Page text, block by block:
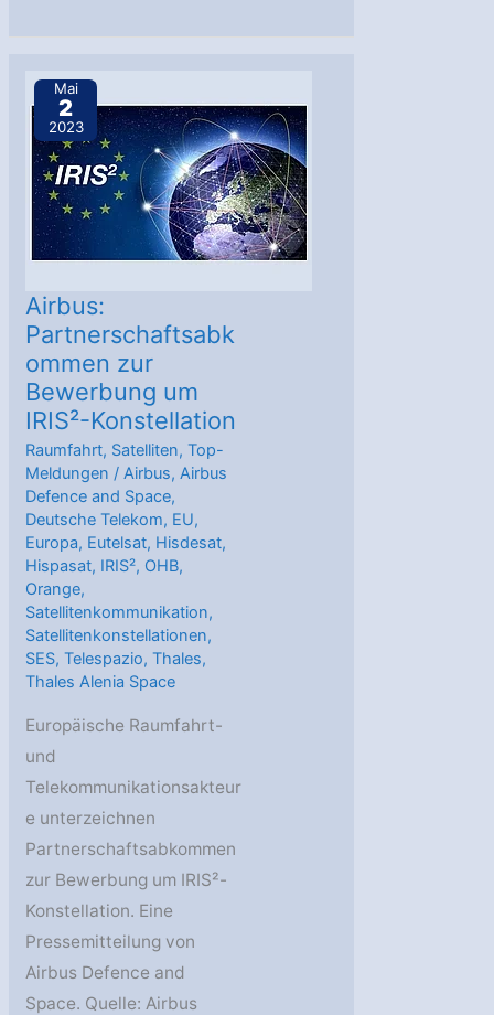
Neo-
Satellit
ausgeliefert
Mai
2
2023
Airbus:
Partnerschaftsabk
ommen zur
Bewerbung um
IRIS²-Konstellation
Raumfahrt, Satelliten,Top-
Meldungen /Airbus,Airbus
Defence and Space,
Deutsche Telekom, EU,
Europa, Eutelsat, Hisdesat,
Hispasat, IRIS², OHB,
Orange,
Satellitenkommunikation,
Satellitenkonstellationen,
SES,Telespazio,Thales,
Thales Alenia Space
Europäische Raumfahrt-
und
Telekommunikationsakteur
e unterzeichnen
Partnerschaftsabkommen
zur Bewerbung um IRIS²-
Konstellation. Eine
Pressemitteilung von
Airbus Defence and
Space. Quelle: Airbus